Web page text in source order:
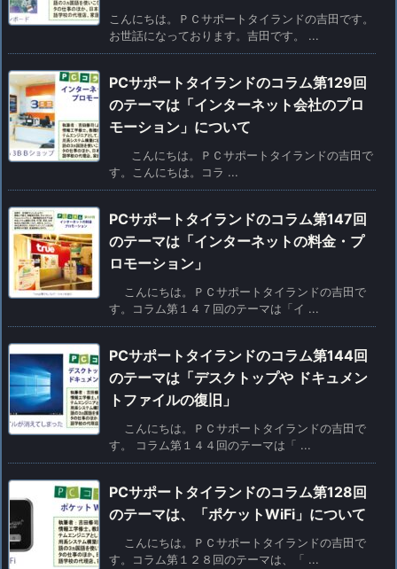
こんにちは。ＰＣサポートタイランドの吉田です。
お世話になっております。吉田です。 ...
PCサポートタイランドのコラム第129回
のテーマは「インターネット会社のプロ
モーション」について
こんにちは。ＰＣサポートタイランドの吉田で
す。こんにちは。コラ ...
PCサポートタイランドのコラム第147回
のテーマは「インターネットの料金・プ
ロモーション」
こんにちは。ＰＣサポートタイランドの吉田で
す。コラム第１４７回のテーマは「イ ...
PCサポートタイランドのコラム第144回
のテーマは「デスクトップや ドキュメン
トファイルの復旧」
こんにちは。ＰＣサポートタイランドの吉田で
す。 コラム第１４４回のテーマは「 ...
PCサポートタイランドのコラム第128回
のテーマは、「ポケットWiFi」について
こんにちは。ＰＣサポートタイランドの吉田で
す。コラム第１２８回のテーマは、「 ...